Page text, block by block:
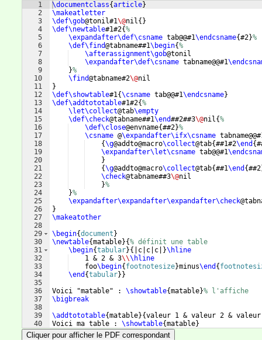
1
2
3
4
5
6
7
8
9
10
11
12
13
14
15
16
17
18
19
20
21
22
23
24
25
26
27
28
29
30
31
32
33
34
35
36
37
38
39
40
41
\documentclass{article}
\makeatletter
\def\gob@tonil#1\@nil{ }
\def\newtable#1#2{%
\expandafter\def\csname tab@@#1\endcsname{#2}%
\def\find@tabname##1\begin{%
\afterassignment\gob@tonil
\expandafter\def\csname tabname@@#1
}%
\find@tabname#2\@nil
}
\def\showtable#1{\csname tab@@#1\endcsname}
\def\addtototable#1#2{%
\let\collect@tab\empty
\def\check@tabname##1\end##2##3\@nil{%
\def\close@envname{##2}%
\csname @\expandafter\ifx\csname
{\g@addto@macro\collect@tab{##1#2\end {
\expandafter\let\csname tab@@#1
}
{\g@addto@macro\collect@tab{##1\end {##2
\check@tabname##3\@nil
}%
}%
\expandafter\expandafter\expandafter\check
}
\makeatother
\begin{document }
\newtable{matable}{% définit une table
\begin{tabular}{ |c|c|c| }\hline
    1 & 2 & 3
\\\hline
    foo
\begin{ footnotesize}minus\end {
\end {tabular} }
Voici "matable" : \showtable{matable}% l'affiche
\bigbreak
\addtototable{matable}{valeur 1 & valeur 2 &
Voici ma table : \showtable{matable}
Cliquer pour afficher le PDF correspondant